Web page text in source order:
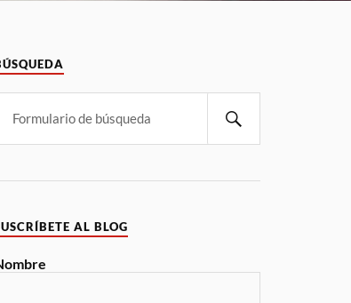
AL BLOG